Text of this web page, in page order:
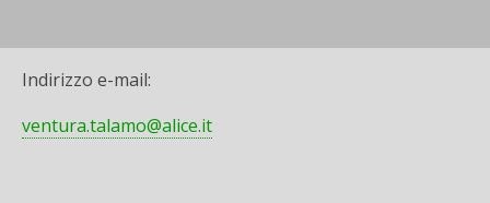
Indirizzo e-mail:
ventura.talamo@alice.it